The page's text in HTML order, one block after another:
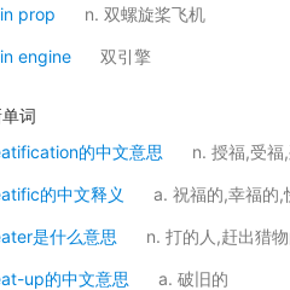
prop n. 双螺旋桨飞机
engine 双引擎
词
的中文意思
n. 授福,受福
的中文释义 a. 祝福的,幸福的,
是什么意思 n. 打的人,赶出猎
up的中文意思 a. 破旧的